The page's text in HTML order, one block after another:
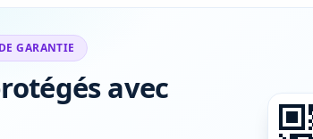
GARANTIE
avec